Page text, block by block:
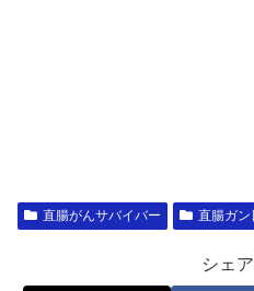
直腸がんサバイバー 直腸ガン
シェ